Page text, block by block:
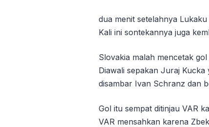
dua menit setelahnya
Kali ini sontekannya juga
Slovakia malah mencetak
Diawali sepakan Juraj
disambar Ivan Schranz dan
Gol itu sempat ditinjau VAR
VAR mensahkan karena